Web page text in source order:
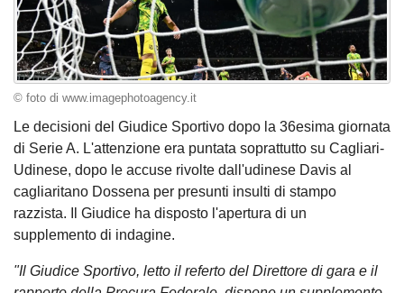
© foto di www.imagephotoagency.it
Le decisioni del Giudice Sportivo dopo la 36esima giornata
di Serie A. L'attenzione era puntata soprattutto su Cagliari-
Udinese, dopo le accuse rivolte dall'udinese Davis al
cagliaritano Dossena per presunti insulti di stampo
razzista. Il Giudice ha disposto l'apertura di un
supplemento di indagine.
"Il Giudice Sportivo, letto il referto del Direttore di gara e il